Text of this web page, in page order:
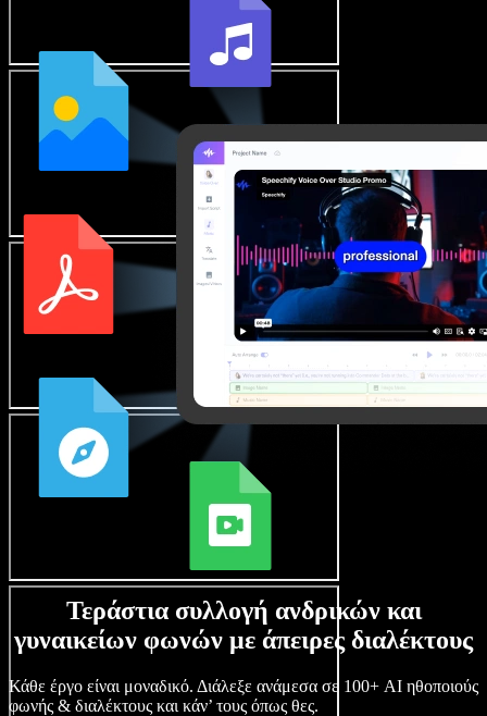
Τεράστια συλλογή ανδρικών και
γυναικείων φωνών με άπειρες διαλέκτους
Κάθε έργο είναι μοναδικό. Διάλεξε ανάμεσα σε 100+ AI ηθοποιούς
φωνής & διαλέκτους και κάν’ τους όπως θες.